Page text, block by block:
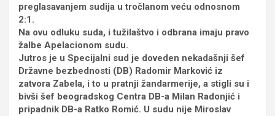
preglasavanjem sudija u tročlanom veću odnosnom
2:1.
Na ovu odluku suda, i tužilaštvo i odbrana imaju pravo
žalbe Apelacionom sudu.
Jutros je u Specijalni sud je doveden nekadašnji šef
Državne bezbednosti (DB) Radomir Marković iz
zatvora Zabela, i to u pratnji žandarmerije, a stigli su i
bivši šef beogradskog Centra DB-a Milan Radonjić i
pripadnik DB-a Ratko Romić. U sudu nije Miroslav